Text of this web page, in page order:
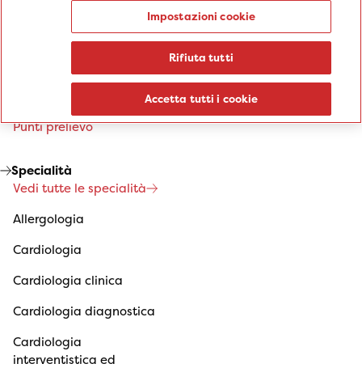
Informazioni
Punti prelievo
Specialità
Vedi tutte le specialità
Allergologia
Cardiologia
Cardiologia clinica
Cardiologia diagnostica
Cardiologia
interventistica ed
Prenota una visita
Prenota una visita
Impostazioni cookie
Rifiuta tutti
Accetta tutti i cookie